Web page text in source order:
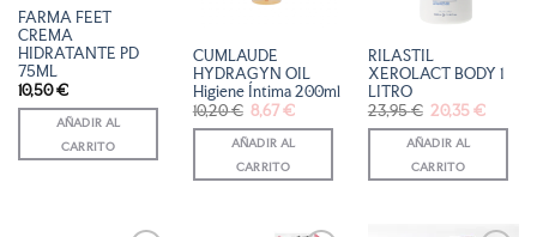
DESEOS
FARMA FEET
CREMA
HIDRATANTE PD
75ML
10,50€
AÑADIR AL
CARRITO
DESEOS
CUMLAUDE
HYDRAGYN OIL
Higiene Íntima 200ml
10,20€ El
precio
original
era:
10,20 €.
8,67€El
actual
es:
AÑADIR AL
CARRITO
DESEOS
RILASTIL
XEROLACT BODY 1
LITRO
23,95€ El
precio
original
era:
23,95 €.
20,35€El
actual
AÑADIR AL
CARRITO